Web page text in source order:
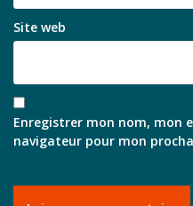
Site web
Enregistrer mon nom, mon
navigateur pour mon